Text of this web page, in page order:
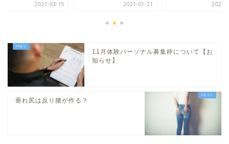
2021-03-15 2021-01-21 2021-
11月体験パーソナル募集枠について【お
知らせ】
垂れ尻は反り腰が作る？